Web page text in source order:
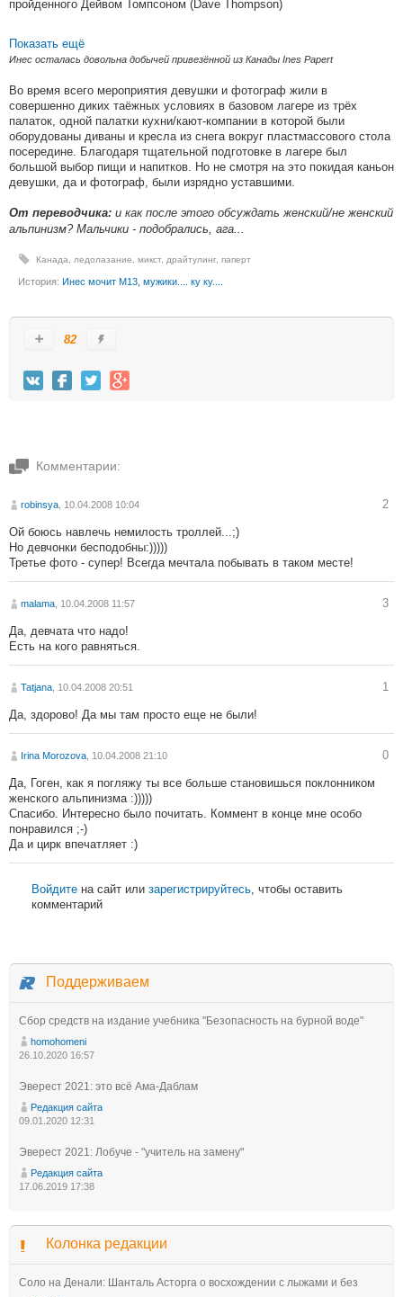
пройденного Дейвом Томпсоном (Dave Thompson)
Показать ещё
Инес осталась довольна добычей привезённой из Канады Ines Papert
Во время всего мероприятия девушки и фотограф жили в
совершенно диких таёжных условиях в базовом лагере из трёх
палаток, одной палатки кухни/кают-компании в которой были
оборудованы диваны и кресла из снега вокруг пластмассового стола
посередине. Благодаря тщательной подготовке в лагере был
большой выбор пищи и напитков. Но не смотря на это покидая каньон
девушки, да и фотограф, были изрядно уставшими.
От переводчика: и как после этого обсуждать женский/не женский
альпинизм? Мальчики - подобрались, ага...
Канада ледолазание микст, драйтулинг, паперт
История: Инес мочит М13, мужики.... ку ку....
82
Комментарии:
robinsya , 10.04.2008 10:04 2
Ой боюсь навлечь немилость троллей...;)
Но девчонки бесподобны:)))))
Третье фото - супер! Всегда мечтала побывать в таком месте!
malama , 10.04.2008 11:57 3
Да, девчата что надо!
Есть на кого равняться.
Tatjana , 10.04.2008 20:51 1
Да, здорово! Да мы там просто еще не были!
Irina Morozova , 10.04.2008 21:10 0
Да, Гоген, как я погляжу ты все больше становишься поклонником
женского альпинизма :)))))
Спасибо. Интересно было почитать. Коммент в конце мне особо
понравился ;-)
Да и цирк впечатляет :)
Войдите на сайт или зарегистрируйтесь, чтобы оставить
комментарий
Поддерживаем
Сбор средств на издание учебника "Безопасность на бурной воде"
homohomeni
26.10.2020 16:57
Эверест 2021: это всё Ама-Даблам
Редакция сайта
09.01.2020 12:31
Эверест 2021: Лобуче - "учитель на замену"
Редакция сайта
17.06.2019 17:38
Колонка редакции
Соло на Денали: Шанталь Асторга о восхождении с лыжами и без